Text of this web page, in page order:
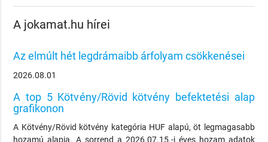
A jokamat.hu hírei
Az elmúlt hét legdrámaibb árfolyam csökkenései
2026.08.01
A top 5 Kötvény/Rövid kötvény befektetési alap
grafikonon
A Kötvény/Rövid kötvény kategória HUF alapú, öt legmagasabb
hozamú alapja. A sorrend a 2026.07.15.-i éves hozam adatok